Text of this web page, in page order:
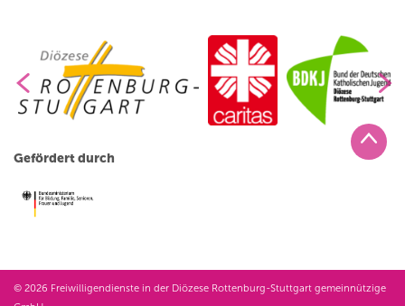
Gefördert durch
© 2026 Freiwilligendienste in der Diözese Rottenburg-Stuttgart gemeinnützige